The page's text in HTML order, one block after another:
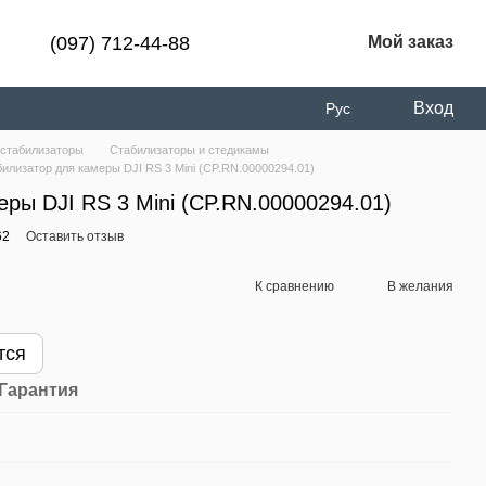
(097) 712-44-88 Мой заказ
Рус Вход
Стабилизаторы и стедикамы
для камеры DJI RS 3 Mini (CP.RN.00000294.01)
DJI RS 3 Mini (CP.RN.00000294.01)
Оставить отзыв
К сравнению В желания
Гарантия